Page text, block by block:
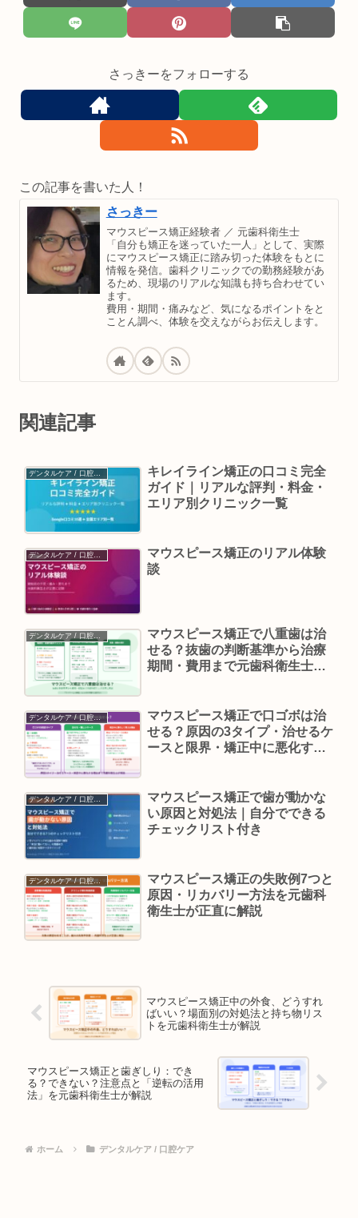
さっきーをフォローする
この記事を書いた人！
さっきー
マウスピース矯正経験者 ／ 元歯科衛生士
「自分も矯正を迷っていた一人」として、実際
にマウスピース矯正に踏み切った体験をもとに
情報を発信。歯科クリニックでの勤務経験があ
るため、現場のリアルな知識も持ち合わせてい
ます。
費用・期間・痛みなど、気になるポイントをと
ことん調べ、体験を交えながらお伝えします。
関連記事
キレイライン矯正の口コミ完全
ガイド｜リアルな評判・料金・
エリア別クリニック一覧
マウスピース矯正のリアル体験
談
デンタルケア / 口腔ケア
マウスピース矯正で八重歯は治
せる？抜歯の判断基準から治療
期間・費用まで元歯科衛生士が
デンタルケア / 口腔ケア
マウスピース矯正で口ゴボは治
せる？原因の3タイプ・治せるケ
ースと限界・矯正中に悪化する
デンタルケア / 口腔ケア
マウスピース矯正で歯が動かな
い原因と対処法｜自分でできる
チェックリスト付き
デンタルケア / 口腔ケア
マウスピース矯正の失敗例7つと
原因・リカバリー方法を元歯科
衛生士が正直に解説
マウスピース矯正中の外食、どうすれ
ばいい？場面別の対処法と持ち物リス
トを元歯科衛生士が解説
マウスピース矯正と歯ぎしり：でき
る？できない？注意点と「逆転の活用
法」を元歯科衛生士が解説
ホーム デンタルケア / 口腔ケア